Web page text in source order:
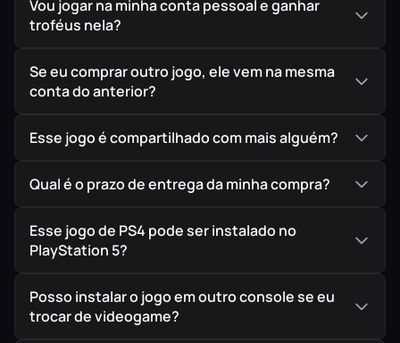
diretamente na PlayStation Store, a Loja Oficial da Sony,
garantindo assim a melhor procedência possível para
seu jogo em mídia digital.
Vou jogar na minha conta pessoal e ganhar
troféus nela?
Se eu comprar outro jogo, ele vem na mesma
conta do anterior?
Esse jogo é compartilhado com mais alguém?
Qual é o prazo de entrega da minha compra?
Esse jogo de PS4 pode ser instalado no
PlayStation 5?
Posso instalar o jogo em outro console se eu
trocar de videogame?